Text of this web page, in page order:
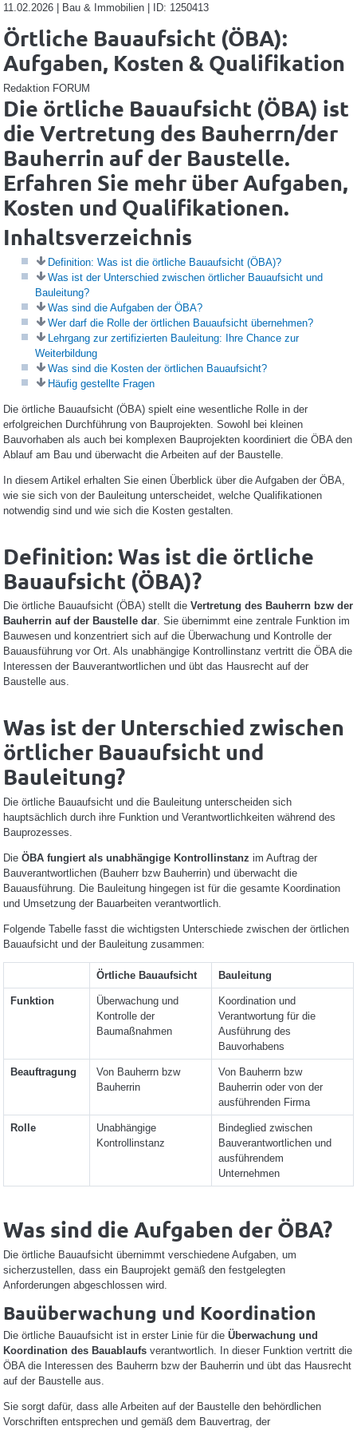
11.02.2026 | Bau & Immobilien | ID: 1250413
Örtliche Bauaufsicht (ÖBA):
Aufgaben, Kosten & Qualifikation
Redaktion FORUM
Die örtliche Bauaufsicht (ÖBA) ist
die Vertretung des Bauherrn/der
Bauherrin auf der Baustelle.
Erfahren Sie mehr über Aufgaben,
Kosten und Qualifikationen.
Inhaltsverzeichnis
Definition: Was ist die örtliche Bauaufsicht (ÖBA)?
Was ist der Unterschied zwischen örtlicher Bauaufsicht und
Bauleitung?
Was sind die Aufgaben der ÖBA?
Wer darf die Rolle der örtlichen Bauaufsicht übernehmen?
Lehrgang zur zertifizierten Bauleitung: Ihre Chance zur
Weiterbildung
Was sind die Kosten der örtlichen Bauaufsicht?
Häufig gestellte Fragen
Die örtliche Bauaufsicht (ÖBA) spielt eine wesentliche Rolle in der
erfolgreichen Durchführung von Bauprojekten. Sowohl bei kleinen
Bauvorhaben als auch bei komplexen Bauprojekten koordiniert die ÖBA den
Ablauf am Bau und überwacht die Arbeiten auf der Baustelle.
In diesem Artikel erhalten Sie einen Überblick über die Aufgaben der ÖBA,
wie sie sich von der Bauleitung unterscheidet, welche Qualifikationen
notwendig sind und wie sich die Kosten gestalten.
Definition: Was ist die örtliche
Bauaufsicht (ÖBA)?
Die örtliche Bauaufsicht (ÖBA) stellt die Vertretung des Bauherrn bzw der
Bauherrin auf der Baustelle dar. Sie übernimmt eine zentrale Funktion im
Bauwesen und konzentriert sich auf die Überwachung und Kontrolle der
Bauausführung vor Ort. Als unabhängige Kontrollinstanz vertritt die ÖBA die
Interessen der Bauverantwortlichen und übt das Hausrecht auf der
Baustelle aus.
Was ist der Unterschied zwischen
örtlicher Bauaufsicht und
Bauleitung?
Die örtliche Bauaufsicht und die Bauleitung unterscheiden sich
hauptsächlich durch ihre Funktion und Verantwortlichkeiten während des
Bauprozesses.
Die ÖBA fungiert als unabhängige Kontrollinstanz im Auftrag der
Bauverantwortlichen (Bauherr bzw Bauherrin) und überwacht die
Bauausführung. Die Bauleitung hingegen ist für die gesamte Koordination
und Umsetzung der Bauarbeiten verantwortlich.
Folgende Tabelle fasst die wichtigsten Unterschiede zwischen der örtlichen
Bauaufsicht und der Bauleitung zusammen:
Örtliche Bauaufsicht Bauleitung
Funktion
Überwachung und
Kontrolle der
Baumaßnahmen
Koordination und
Verantwortung für die
Ausführung des
Bauvorhabens
Beauftragung
Von Bauherrn bzw
Bauherrin
Von Bauherrn bzw
Bauherrin oder von der
ausführenden Firma
Rolle
Unabhängige
Kontrollinstanz
Bindeglied zwischen
Bauverantwortlichen und
ausführendem
Unternehmen
Was sind die Aufgaben der ÖBA?
Die örtliche Bauaufsicht übernimmt verschiedene Aufgaben, um
sicherzustellen, dass ein Bauprojekt gemäß den festgelegten
Anforderungen abgeschlossen wird.
Bauüberwachung und Koordination
Die örtliche Bauaufsicht ist in erster Linie für die Überwachung und
Koordination des Bauablaufsverantwortlich. In dieser Funktion vertritt die
ÖBA die Interessen des Bauherrn bzw der Bauherrin und übt das Hausrecht
auf der Baustelle aus.
Sie sorgt dafür, dass alle Arbeiten auf der Baustelle den behördlichen
Vorschriften entsprechen und gemäß dem Bauvertrag, der